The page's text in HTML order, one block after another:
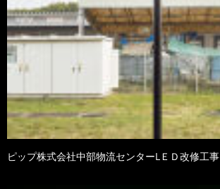
ピップ株式会社中部物流センターLＥＤ改修工事